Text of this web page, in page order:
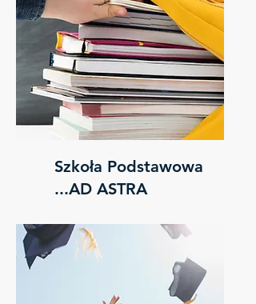
Szkoła Podstawowa
...AD ASTRA